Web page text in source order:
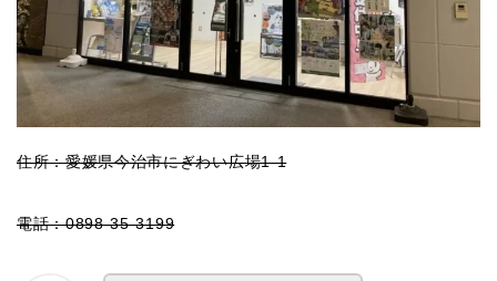
住所：愛媛県今治市にぎわい広場1-1
電話：0898-35-3199